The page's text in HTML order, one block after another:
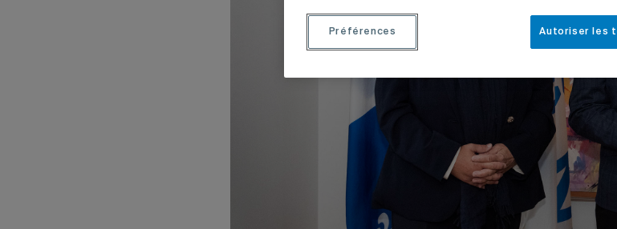
Autoriser les
Préférences